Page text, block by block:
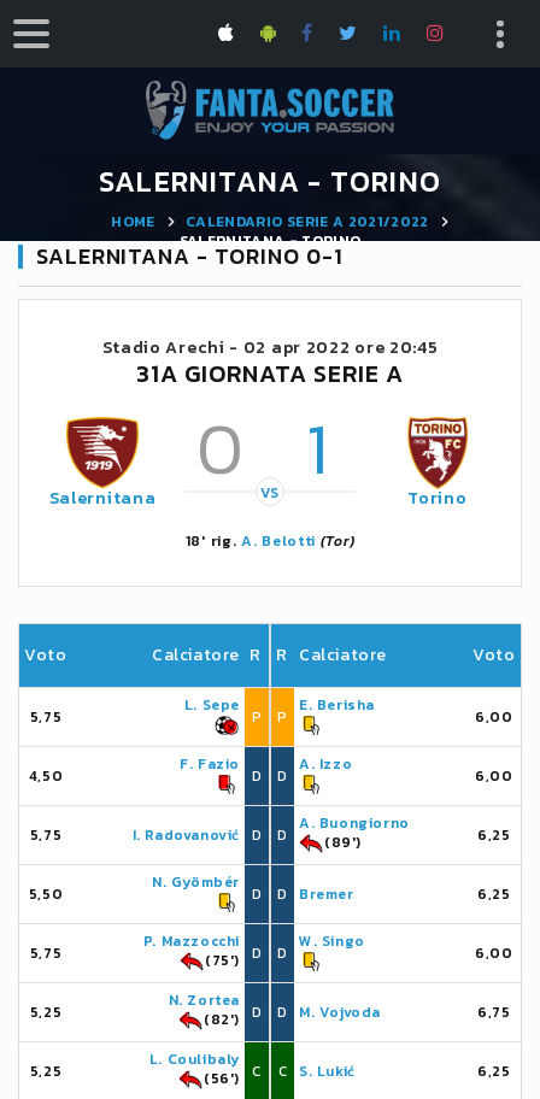
SALERNITANA - TORINO
HOME
CALENDARIO SERIE A 2021/2022
SALERNITANA - TORINO
SALERNITANA - TORINO 0-1
Stadio Arechi - 02 apr 2022 ore 20:45
31A GIORNATA SERIE A
Salernitana 0 1
VS Torino
18' rig.A. Belotti (Tor)
Voto Calciatore R
5,75
L. Sepe
P
4,50
F. Fazio
D
5,75 I. Radovanović D
5,50
N. Gyömbér
D
5,75
P. Mazzocchi
(75')
D
5,25
N. Zortea
(82')
D
5,25
L. Coulibaly
(56')
C
R Calciatore Voto
P
E. Berisha
6,00
D
A. Izzo
6,00
D
A. Buongiorno
(89')
6,25
D Bremer 6,25
D
W. Singo
6,00
D M. Vojvoda 6,75
C S. Lukić 6,25